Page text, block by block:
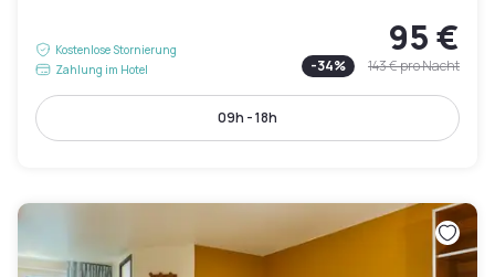
Kostenlose Stornierung
Zahlung im Hotel
95 €
-34% 143 €pro Nacht
09h - 18h